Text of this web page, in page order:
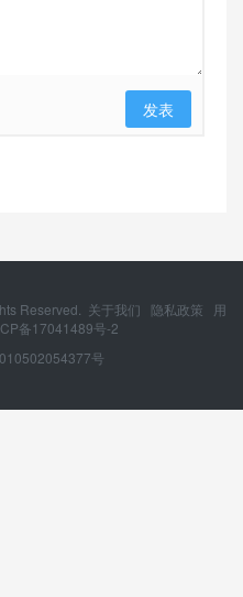
发表
Reserved. 关于我们 隐私政策
用
备17041489号-2
号